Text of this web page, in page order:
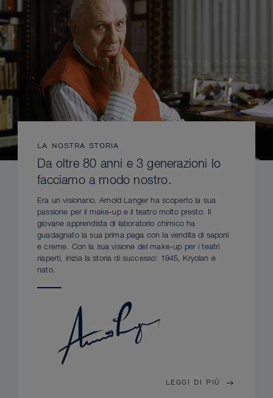
LA NOSTRA STORIA
Da oltre 80 anni e 3 generazioni lo
facciamo a modo nostro.
Era un visionario. Arnold Langer ha scoperto la sua
passione per il make-up e il teatro molto presto. Il
giovane apprendista di laboratorio chimico ha
guadagnato la sua prima paga con la vendita di saponi
e creme. Con la sua visione del make-up per i teatri
riaperti, inizia la storia di successo: 1945, Kryolan è
nato.
LEGGI DI PIÙ